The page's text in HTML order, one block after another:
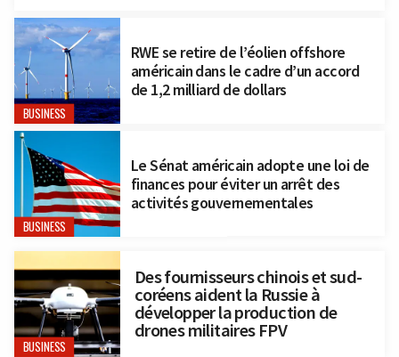
BUSINESS
RWE se retire de l’éolien offshore
américain dans le cadre d’un accord
de 1,2 milliard de dollars
BUSINESS
Le Sénat américain adopte une loi de
finances pour éviter un arrêt des
activités gouvernementales
BUSINESS
Des fournisseurs chinois et sud-
coréens aident la Russie à
développer la production de
drones militaires FPV